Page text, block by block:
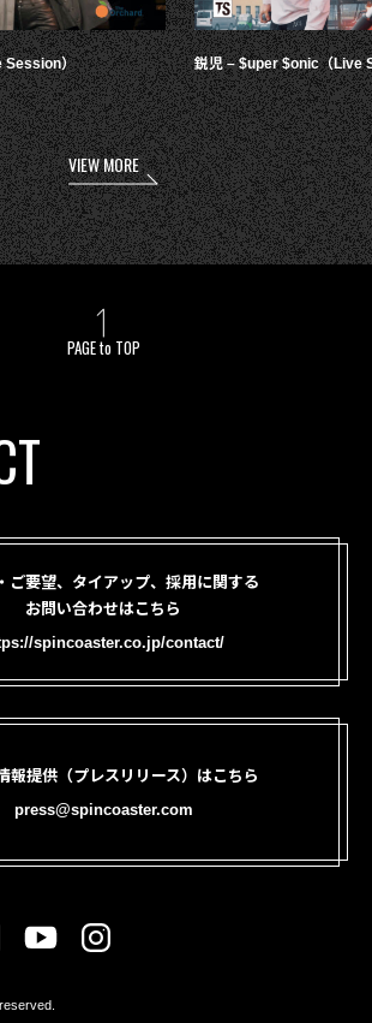
Session） 鋭児 – $uper $onic（Live
VIEW MORE
PAGE to TOP
ご要望、タイアップ、採用に関する
お問い合わせはこちら
spincoaster.co.jp/contact/
報提供（プレスリリース）はこちら
press@spincoaster.com